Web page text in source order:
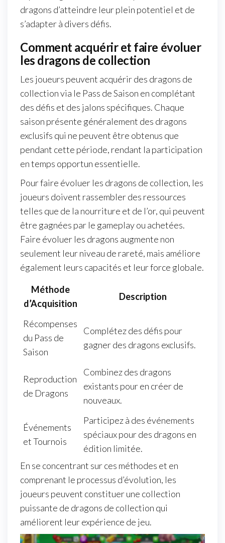
dragons d’atteindre leur plein potentiel et de
s’adapter à divers défis.
Comment acquérir et faire évoluer
les dragons de collection
Les joueurs peuvent acquérir des dragons de
collection via le Pass de Saison en complétant
des défis et des jalons spécifiques. Chaque
saison présente généralement des dragons
exclusifs qui ne peuvent être obtenus que
pendant cette période, rendant la participation
en temps opportun essentielle.
Pour faire évoluer les dragons de collection, les
joueurs doivent rassembler des ressources
telles que de la nourriture et de l’or, qui peuvent
être gagnées par le gameplay ou achetées.
Faire évoluer les dragons augmente non
seulement leur niveau de rareté, mais améliore
également leurs capacités et leur force globale.
Méthode
d’Acquisition
Description
Récompenses
du Pass de
Saison
Complétez des défis pour
gagner des dragons exclusifs.
Reproduction
de Dragons
Combinez des dragons
existants pour en créer de
nouveaux.
Événements
et Tournois
Participez à des événements
spéciaux pour des dragons en
édition limitée.
En se concentrant sur ces méthodes et en
comprenant le processus d’évolution, les
joueurs peuvent constituer une collection
puissante de dragons de collection qui
améliorent leur expérience de jeu.